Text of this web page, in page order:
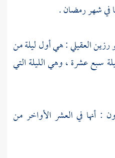
في شهر رمضان .
رزين العقيلي: هي أول ليلة من
سبع عشرة ، وهي الليلة التي
: أنها في العشر الأواخر من